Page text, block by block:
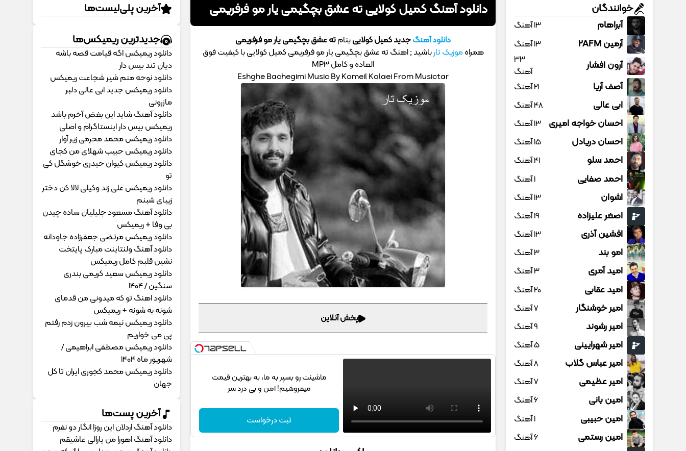
دانلود آهنگ کمیل کولایی ته عشق بچگیمی یار مو فرفریمی
دانلود آهنگجدید کمیل کولاییبنامته عشق بچگیمی یار مو فرفریمی
همراهموزیک تارباشید ; اهنگ ته عشق بچگیمی یار مو فرفریمی کمیل کولایی با کیفیت فوق
العاده و کامل MP3
Eshghe Bachegimi Music By Komeil Kolaei From Musictar
پخش آنلاین
ماشینت رو بسپر به ما، به بهترین قیمت
میفروشیم! امن و بی درد سر
ثبت درخواست
خوانندگان
آبراهام 13 آهنگ
آرمین 2AFM 13 آهنگ
آرون افشار
33
آهنگ
آصف آریا 21 آهنگ
ابی عالی 48 آهنگ
احسان خواجه امیری 13 آهنگ
احسان دریادل 15 آهنگ
احمد سلو 41 آهنگ
احمد صفایی 1 آهنگ
اشوان 13 آهنگ
اصغر علیزاده 19 آهنگ
افشین آذری 13 آهنگ
امو بند 3 آهنگ
امید آمری 3 آهنگ
امید عقابی 20 آهنگ
امیر خوشنگار 7 آهنگ
امیر رشوند 9 آهنگ
امیر شهرایینی 5 آهنگ
امیر عباس گلاب 8 آهنگ
امیر عظیمی 7 آهنگ
امین بانی 6 آهنگ
امین حبیبی 1 آهنگ
امین رستمی 6 آهنگ
آخرین پلی‌لیست‌ها
جدیدترین ریمیکس‌ها
دانلود ریمیکس اگه قیامت قصه باشه
دیان تند بیس دار
دانلود نوحه منم شیر شجاعت ریمیکس
دانلود ریمیکس جدید ابی عالی دلبر
مازرونی
دانلود آهنگ شاید این بغض آخرم باشد
ریمیکس بیس دار اینستاگرام و اصلی
دانلود ریمیکس محمد محرمی زیر آوار
دانلود ریمیکس حبیب شهلای من کجای
دانلود ریمیکس کیوان حیدری خوشگل کی
تو
دانلود ریمیکس علی زند وکیلی لالا کن دختر
زیبای شبنم
دانلود آهنگ مسعود جلیلیان ساده چیدن
بی وفا + ریمیکس
دانلود ریمیکس مرتضی جعفرزاده جاودانه
دانلود آهنگ ولنتاینت مبارک پایتخت
نشین قلبم کامل ریمیکس
دانلود ریمیکس سعید کریمی بندری
سنگین / 1404
دانلود اهنگ تو که میدونی من قدمای
شونه به شونه + ریمیکس
دانلود ریمیکس نیمه شب بیرون زدم رفتم
پی می خواریم
دانلود ریمیکس مصطفی ابراهیمی /
شهریور ماه 1404
دانلود ریمیکس محمد کجوری ایران تا کل
جهان
آخرین پست‌ها
دانلود آهنگ اردلان این روزا انگار دو نفرم
دانلود آهنگ اهورا من یارالی عاشیقم